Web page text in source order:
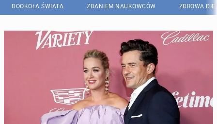
DOOKOŁA ŚWIATA ZDANIEM NAUKOWCÓW ZDROWA